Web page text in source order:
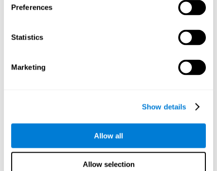
Preferences
Statistics
Marketing
Show details
Allow all
Allow selection
تذكّر المكان حيث كان مفتاح البيت.
الاتيرليليس
المتنوّرة. ننشّط بممارسة هذا اللععب الاتصالات الدماغية المتعلقة
بأنواع الذاكرة المختلفة. يساعد هذا التمرين على حفظ المعلومات
الرموز الموحد
علينا أن نتذكّر المحفزات الظاهرة من قبل. ننشّط بهذا التمريين
الدوائر العصبية للذاكرة ونقوّيها. تساعد تقوية الاتصالات على
الشتراء.